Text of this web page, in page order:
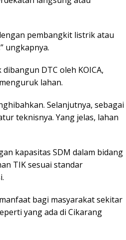
pembangkit listrik atau
ungkapnya.
DTC oleh KOICA,
lahan.
Selanjutnya, sebagai
teknisnya. Yang jelas, lahan
kapasitas SDM dalam bidang
TIK sesuai standar
bagi masyarakat sekitar
yang ada di Cikarang